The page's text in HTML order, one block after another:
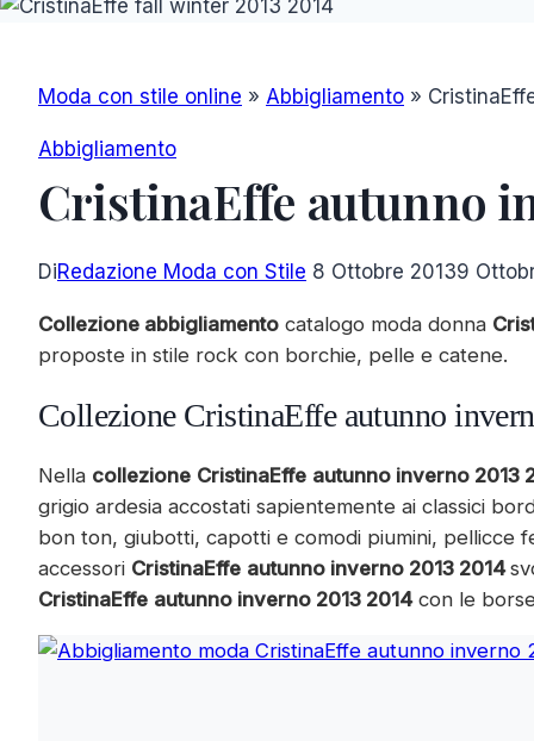
Moda con stile online » Abbigliamento »
Abbigliamento
CristinaEffe autunno
DiRedazione Moda con Stile 8 Ottobre 20139
Collezione abbigliamento catalogo moda donna
proposte in stile rock con borchie, pelle e catene.
Collezione CristinaEffe autunno
Nella collezione CristinaEffe autunno inverno 2013
grigio ardesia accostati sapientemente ai classici
bon ton, giubotti, capotti e comodi piumini, pellicce
accessori CristinaEffe autunno inverno 2013 2014
CristinaEffe autunno inverno 2013 2014con le